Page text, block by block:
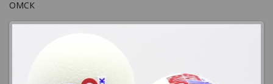
ОМСК